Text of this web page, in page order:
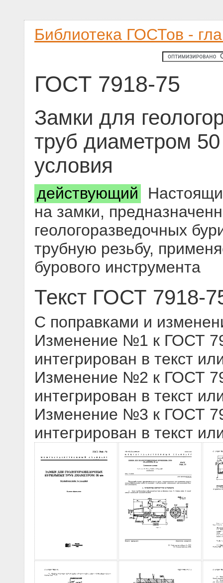
Библиотека ГОСТов -
ГОСТ 7918-75
Замки для
труб диаметром
условия
действующий
на замки,
геологоразведочных
трубную резьбу,
бурового инструмента
Текст ГОСТ 7918-
С поправками и
Изменение №1 к ГОСТ
интегрирован в текст
Изменение №2 к ГОСТ
интегрирован в текст
Изменение №3 к ГОСТ
интегрирован в текст